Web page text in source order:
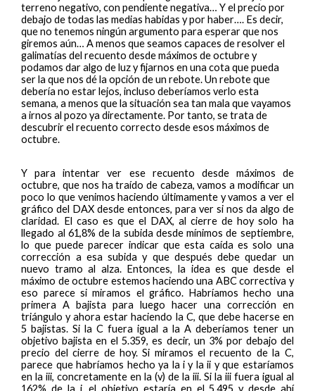
terreno negativo, con pendiente negativa… Y el precio por
debajo de todas las medias habidas y por haber…. Es decir,
que no tenemos ningún argumento para esperar que nos
giremos aún… A menos que seamos capaces de resolver el
galimatías del recuento desde máximos de octubre y
podamos dar algo de luz y fijarnos en una cota que pueda
ser la que nos dé la opción de un rebote. Un rebote que
debería no estar lejos, incluso deberíamos verlo esta
semana, a menos que la situación sea tan mala que vayamos
a irnos al pozo ya directamente. Por tanto, se trata de
descubrir el recuento correcto desde esos máximos de
octubre.
Y para intentar ver ese recuento desde máximos de
octubre, que nos ha traído de cabeza, vamos a modificar un
poco lo que venimos haciendo últimamente y vamos a ver el
gráfico del DAX desde entonces, para ver si nos da algo de
claridad. El caso es que el DAX, al cierre de hoy solo ha
llegado al 61,8% de la subida desde mínimos de septiembre,
lo que puede parecer indicar que esta caída es solo una
corrección a esa subida y que después debe quedar un
nuevo tramo al alza. Entonces, la idea es que desde el
máximo de octubre estemos haciendo una ABC correctiva y
eso parece si miramos el gráfico. Habríamos hecho una
primera A bajista para luego hacer una corrección en
triángulo y ahora estar haciendo la C, que debe hacerse en
5 bajistas. Si la C fuera igual a la A deberíamos tener un
objetivo bajista en el 5.359, es decir, un 3% por debajo del
precio del cierre de hoy. Si miramos el recuento de la C,
parece que habríamos hecho ya la i y la ii y que estaríamos
en la iii, concretamente en la (v) de la iii. Si la iii fuera igual al